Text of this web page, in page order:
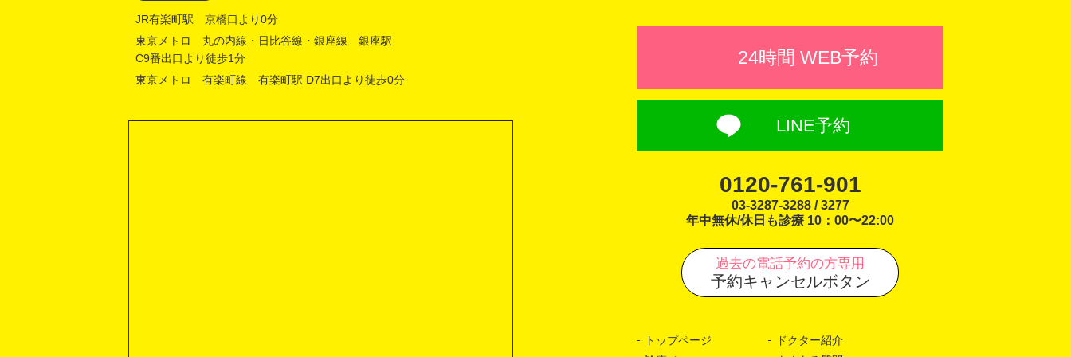
JR有楽町駅 京橋口より0分
東京メトロ 丸の内線・日比谷線・銀座線 銀座駅
C9番出口より徒歩1分
東京メトロ 有楽町線 有楽町駅 D7出口より徒歩0分
24時間 WEB予約
LINE予約
0120-761-901
03-3287-3288 / 3277
年中無休/休日も診療 10：00〜22:00
過去の電話予約の方専用
予約キャンセルボタン
トップページ
ドクター紹介